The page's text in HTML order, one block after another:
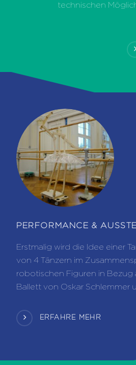
technischen
PERFORMANCE &
Erstmalig wird die Idee einer
von 4 Tänzern im
robotischen Figuren in Bezug
Ballett von Oskar Schlemmer
ERFAHRE MEHR